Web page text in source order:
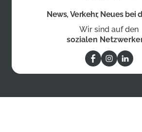
News, Verkehr, Neues bei
Wir sind auf den
sozialen